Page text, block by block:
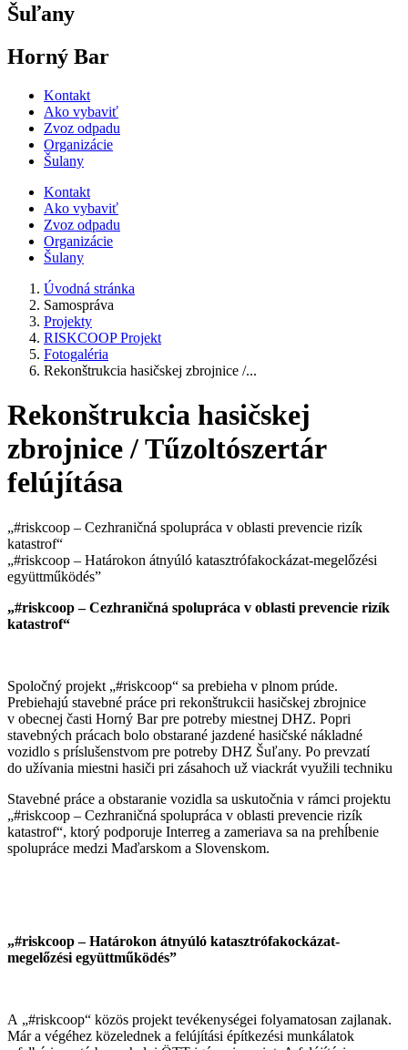
Šuľany
Horný Bar
Kontakt
Ako vybaviť
Zvoz odpadu
Organizácie
Šulany
Kontakt
Ako vybaviť
Zvoz odpadu
Organizácie
Šulany
Úvodná stránka
Samospráva
Projekty
RISKCOOP Projekt
Fotogaléria
Rekonštrukcia hasičskej zbrojnice /...
Rekonštrukcia hasičskej
zbrojnice / Tűzoltószertár
felújítása
„#riskcoop – Cezhraničná spolupráca v oblasti prevencie rizík
katastrof“
„#riskcoop – Határokon átnyúló katasztrófakockázat-megelőzési
együttműködés”
„#riskcoop – Cezhraničná spolupráca v oblasti prevencie rizík
katastrof“
Spoločný projekt „#riskcoop“ sa prebieha v plnom prúde.
Prebiehajú stavebné práce pri rekonštrukcii hasičskej zbrojnice
v obecnej časti Horný Bar pre potreby miestnej DHZ. Popri
stavebných prácach bolo obstarané jazdené hasičské nákladné
vozidlo s príslušenstvom pre potreby DHZ Šuľany. Po prevzatí
do užívania miestni hasiči pri zásahoch už viackrát využili techniku
Stavebné práce a obstaranie vozidla sa uskutočnia v rámci projektu
„#riskcoop – Cezhraničná spolupráca v oblasti prevencie rizík
katastrof“, ktorý podporuje Interreg a zameriava sa na prehĺbenie
spolupráce medzi Maďarskom a Slovenskom.
„#riskcoop – Határokon átnyúló katasztrófakockázat-
megelőzési együttműködés”
A „#riskcoop“ közös projekt tevékenységei folyamatosan zajlanak.
Már a végéhez közelednek a felújítási építkezési munkálatok